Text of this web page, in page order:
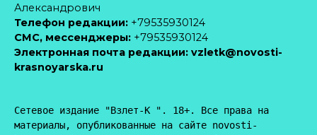
Александрович
Телефон редакции: +79535930124
CМС, мессенджеры: +79535930124
Электронная почта редакции: vzletk@novosti-
krasnoyarska.ru
Сетевое издание "Взлет-К ". 18+. Все права на
материалы, опубликованные на сайте novosti-